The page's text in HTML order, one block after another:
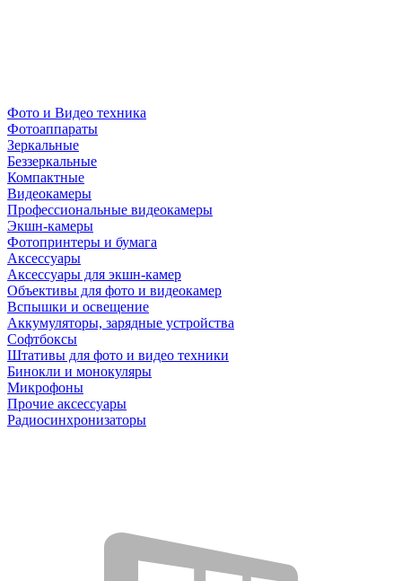
Фото и Видео техника
Фотоаппараты
Зеркальные
Беззеркальные
Компактные
Видеокамеры
Профессиональные видеокамеры
Экшн-камеры
Фотопринтеры и бумага
Аксессуары
Аксессуары для экшн-камер
Объективы для фото и видеокамер
Вспышки и освещение
Аккумуляторы, зарядные устройства
Софтбоксы
Штативы для фото и видео техники
Бинокли и монокуляры
Микрофоны
Прочие аксессуары
Радиосинхронизаторы